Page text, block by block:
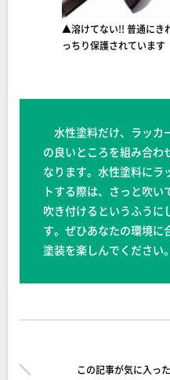
▲溶けてない!! 普通にき
っちり保護されています
水性塗料だけ、ラッカ
の良いところを組み合わ
なります。水性塗料にラ
トする際は、さっと吹
吹き付けるというふうに
す。ぜひあなたの環境に
塗装を楽しんでください。
この記事が気に入っ